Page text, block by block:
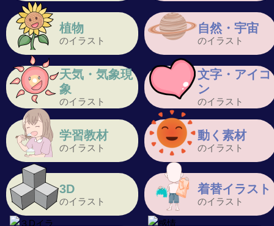
植物
のイラスト
自然・宇宙
のイラスト
天気・気象現
象
のイラスト
文字・アイコ
ン
のイラスト
学習教材
のイラスト
動く素材
のイラスト
3D
のイラスト
着替イラスト
のイラスト